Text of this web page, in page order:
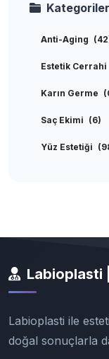
Kategoriler
Anti-Aging
Estetik Cerrahi
Karın Germe
Saç Ekimi (6)
Yüz Estetiği
Labioplasti
Labioplasti ile
doğal sonuçlarla